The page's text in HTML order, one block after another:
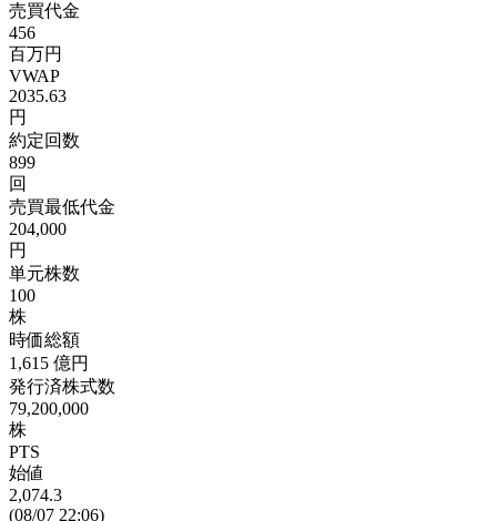
売買代金
456
百万円
VWAP
2035.63
円
約定回数
899
回
売買最低代金
204,000
円
単元株数
100
株
時価総額
1,615 億円
発行済株式数
79,200,000
株
PTS
始値
2,074.3
(08/07 22:06)